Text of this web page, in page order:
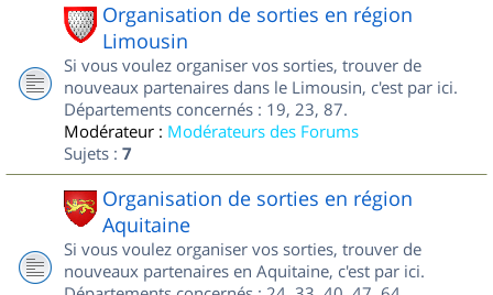
Organisation de sorties en région
Limousin
Si vous voulez organiser vos sorties, trouver de
nouveaux partenaires dans le Limousin, c'est par ici.
Départements concernés : 19, 23, 87.
Modérateur : Modérateurs des Forums
Sujets : 7
Organisation de sorties en région
Aquitaine
Si vous voulez organiser vos sorties, trouver de
nouveaux partenaires en Aquitaine, c'est par ici.